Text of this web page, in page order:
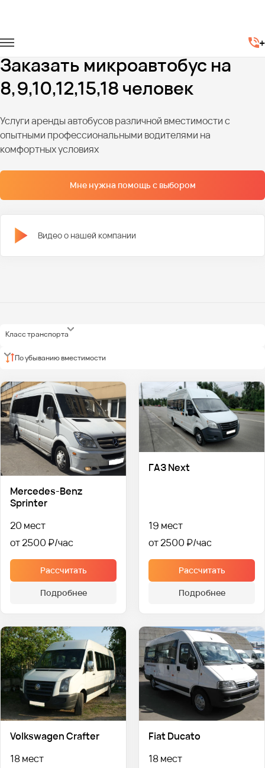
Микровтобусы на 8-18 человек
Заказать микроавтобус на
8,9,10,12,15,18 человек
Услуги аренды автобусов различной вместимости с
опытными профессиональными водителями на
комфортных условиях
Мне нужна помощь с выбором
Видео о нашей компании
Класс транспорта
По убыванию вместимости
Mercedes-Benz
Sprinter
20 мест
от 2500 ₽
Рассчитать
Подробнее
ГАЗ Next
19 мест
от 2500 ₽
Рассчитать
Подробнее
Volkswagen Crafter
18 мест
Fiat Ducato
18 мест